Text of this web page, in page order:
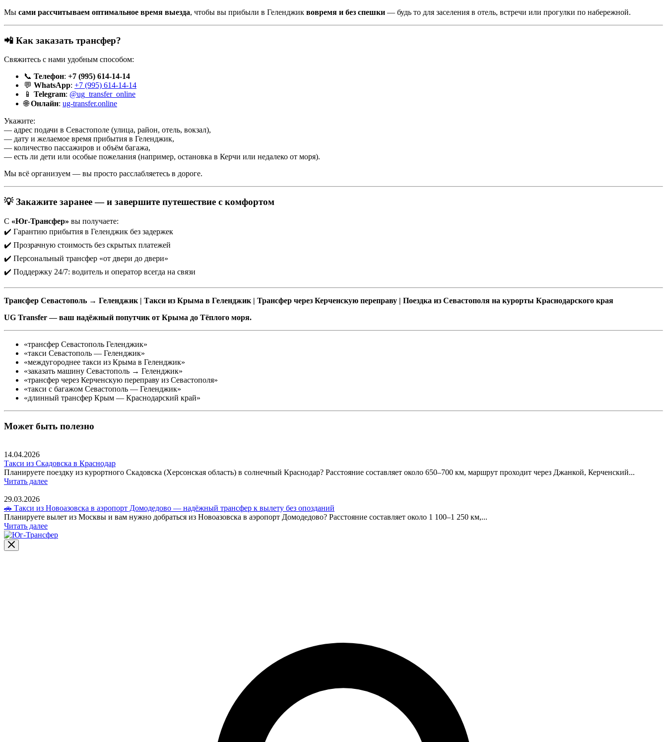
Мы сами рассчитываем оптимальное время выезда, чтобы вы прибыли в Геленджик вовремя и без спешки — будь то для заселения в отель, встречи или прогулки по набережной.
📲 Как заказать трансфер?
Свяжитесь с нами удобным способом:
📞 Телефон: +7 (995) 614-14-14
💬 WhatsApp: +7 (995) 614-14-14
📱 Telegram: @ug_transfer_online
🌐Онлайн: ug-transfer.online
Укажите:
— адрес подачи в Севастополе (улица, район, отель, вокзал),
— дату и желаемое время прибытия в Геленджик,
— количество пассажиров и объём багажа,
— есть ли дети или особые пожелания (например, остановка в Керчи или недалеко от моря).
Мы всё организуем — вы просто расслабляетесь в дороге.
💡 Закажите заранее — и завершите путешествие с комфортом
С «Юг-Трансфер» вы получаете:
✔️ Гарантию прибытия в Геленджик без задержек
✔️ Прозрачную стоимость без скрытых платежей
✔️ Персональный трансфер «от двери до двери»
✔️ Поддержку 24/7: водитель и оператор всегда на связи
Трансфер Севастополь → Геленджик | Такси из Крыма в Геленджик | Трансфер через Керченскую переправу | Поездка из Севастополя на курорты Краснодарского края
UG Transfer — ваш надёжный попутчик от Крыма до Тёплого моря.
«трансфер Севастополь Геленджик»
«такси Севастополь — Геленджик»
«междугороднее такси из Крыма в Геленджик»
«заказать машину Севастополь → Геленджик»
«трансфер через Керченскую переправу из Севастополя»
«такси с багажом Севастополь — Геленджик»
«длинный трансфер Крым — Краснодарский край»
Может быть полезно
14.04.2026
Такси из Скадовска в Краснодар
Планируете поездку из курортного Скадовска (Херсонская область) в солнечный Краснодар? Расстояние составляет около 650–700 км, маршрут проходит через Джанкой, Керченский...
Читать далее
29.03.2026
🚗 Такси из Новоазовска в аэропорт Домодедово — надёжный трансфер к вылету без опозданий
Планируете вылет из Москвы и вам нужно добраться из Новоазовска в аэропорт Домодедово? Расстояние составляет около 1 100–1 250 км,...
Читать далее